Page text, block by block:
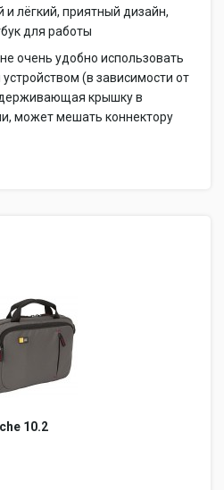
и лёгкий, приятный дизайн,
для работы
очень удобно использовать
(в зависимости от
крышку в
может мешать коннектору
10.2